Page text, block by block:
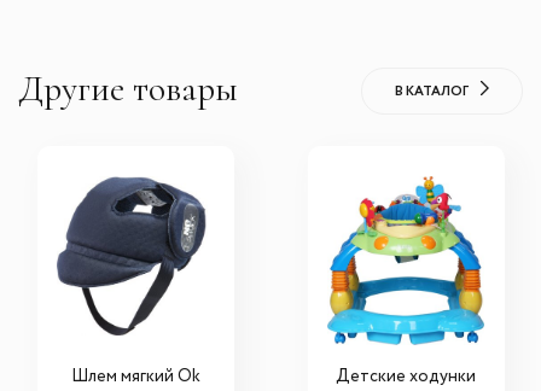
Другие товары В КАТАЛОГ
Шлем мягкий Ok
Детские ходунки